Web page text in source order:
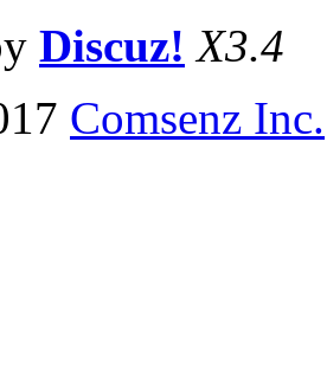
Discuz! X3.4
Comsenz Inc.